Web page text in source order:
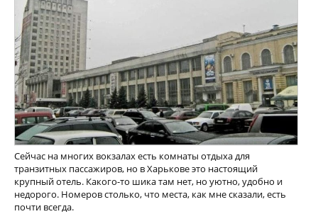
Сейчас на многих вокзалах есть комнаты отдыха для
транзитных пассажиров, но в Харькове это настоящий
крупный отель. Какого-то шика там нет, но уютно, удобно и
недорого. Номеров столько, что места, как мне сказали, есть
почти всегда.